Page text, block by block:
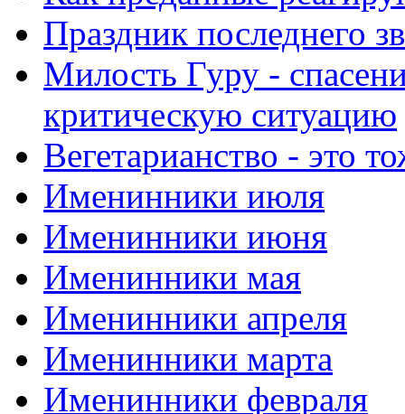
Праздник последнего
Милость Гуру -
критическую ситуацию
Вегетарианство - это
Именинники июля
Именинники июня
Именинники мая
Именинники апреля
Именинники марта
Именинники февраля